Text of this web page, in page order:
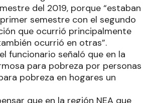
del 2019, porque “estaban
semestre con el segundo
que ocurrió principalmente
ocurrió en otras”.
funcionario señaló que en la
para pobreza por personas
pobreza en hogares un
que en la región NEA que